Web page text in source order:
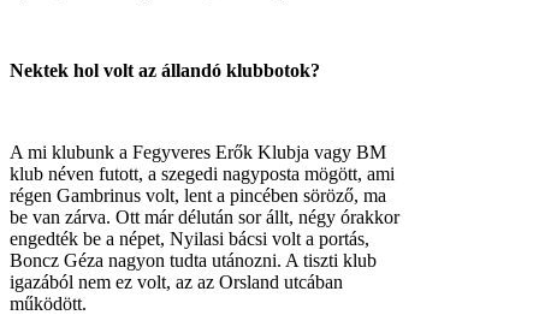
Nektek hol volt az állandó klubbotok?
A mi klubunk a Fegyveres Erők Klubja vagy BM
klub néven futott, a szegedi nagyposta mögött, ami
régen Gambrinus volt, lent a pincében söröző, ma
be van zárva. Ott már délután sor állt, négy órakkor
engedték be a népet, Nyilasi bácsi volt a portás,
Boncz Géza nagyon tudta utánozni. A tiszti klub
igazából nem ez volt, az az Orsland utcában
működött.